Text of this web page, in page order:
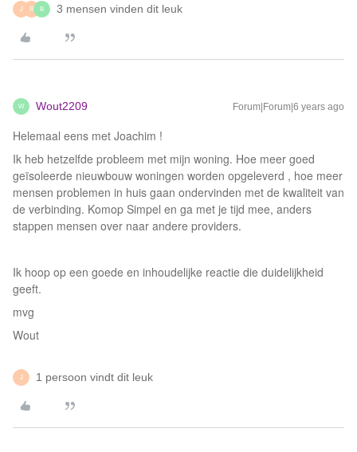
J R B 3 mensen vinden dit leuk
W Wout2209 Forum|Forum|6 years ago
Helemaal eens met Joachim !
Ik heb hetzelfde probleem met mijn woning. Hoe meer goed
geïsoleerde nieuwbouw woningen worden opgeleverd , hoe meer
mensen problemen in huis gaan ondervinden met de kwaliteit van
de verbinding. Komop Simpel en ga met je tijd mee, anders
stappen mensen over naar andere providers.
Ik hoop op een goede en inhoudelijke reactie die duidelijkheid
geeft.
mvg
Wout
J 1 persoon vindt dit leuk